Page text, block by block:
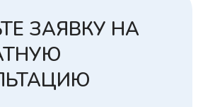
ЗАЯВКУ НА